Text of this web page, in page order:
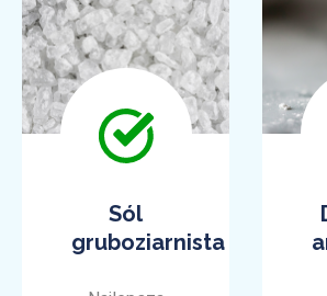
Sól
gruboziarnista